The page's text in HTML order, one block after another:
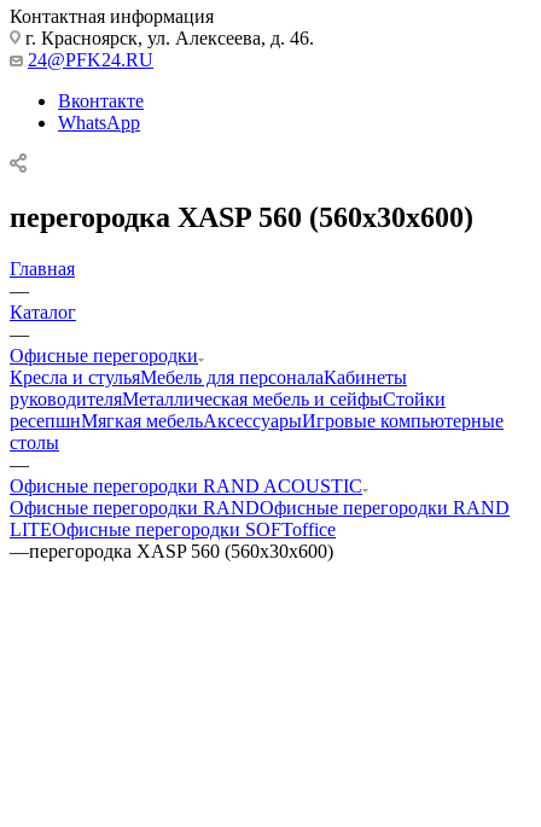
Контактная информация
г. Красноярск, ул. Алексеева, д. 46.
24@PFK24.RU
Вконтакте
WhatsApp
перегородка XASP 560 (560х30х600)
Главная
—
Каталог
—
Офисные перегородки
Кресла и стульяМебель для персоналаКабинеты
руководителяМеталлическая мебель и сейфыСтойки
ресепшнМягкая мебельАксессуарыИгровые компьютерные
столы
—
Офисные перегородки RAND ACOUSTIC
Офисные перегородки RANDОфисные перегородки RAND
LITEОфисные перегородки SOFToffice
—перегородка XASP 560 (560х30х600)